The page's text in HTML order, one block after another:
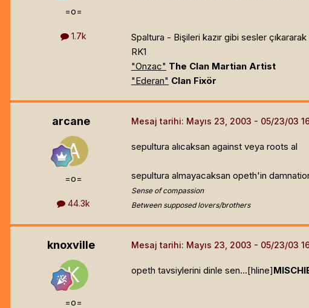
=o=
1.7k Spaltura - Bişileri kazır gibi sesler
RK1
"Onzac" The Clan Martian Artist
"Ederan" Clan Fixör
arcane
=o=
44.3k
Mesaj tarihi: Mayıs 23, 2003
sepultura alıcaksan against veya roots al
sepultura almayacaksan opeth'in
Sense of compassion
Between supposed lovers/brothers
knoxville
=o=
Mesaj tarihi: Mayıs 23, 2003
opeth tavsiylerini dinle sen...[hline]